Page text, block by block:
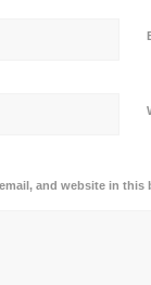
and website in